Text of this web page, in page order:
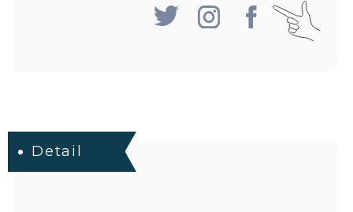
Detail